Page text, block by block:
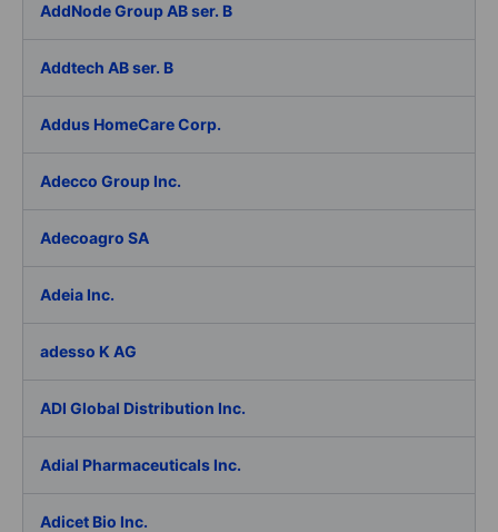
AddNode Group AB ser. B
Addtech AB ser. B
Addus HomeCare Corp.
Adecco Group Inc.
Adecoagro SA
Adeia Inc.
adesso K AG
ADI Global Distribution Inc.
Adial Pharmaceuticals Inc.
Adicet Bio Inc.